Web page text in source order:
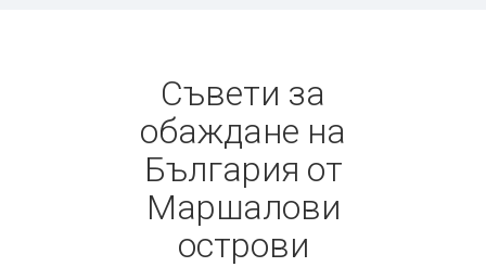
Съвети за
обаждане на
България от
Маршалови
острови